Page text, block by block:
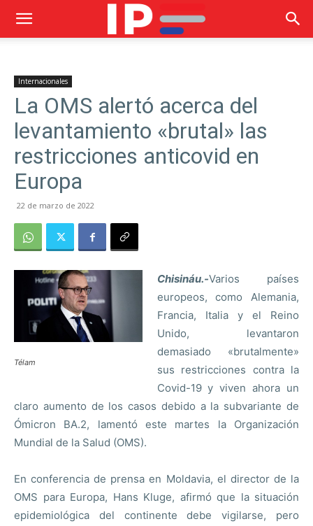
Internacionales
La OMS alertó acerca del
levantamiento «brutal» las
restricciones anticovid en
Europa
22 de marzo de 2022
Télam
Chisináu.-Varios países
europeos, como Alemania,
Francia, Italia y el Reino
Unido, levantaron
demasiado «brutalmente»
sus restricciones contra la
Covid-19 y viven ahora un
claro aumento de los casos debido a la subvariante de
Ómicron BA.2, lamentó este martes la Organización
Mundial de la Salud (OMS).
En conferencia de prensa en Moldavia, el director de la
OMS para Europa, Hans Kluge, afirmó que la situación
epidemiológica del continente debe vigilarse, pero